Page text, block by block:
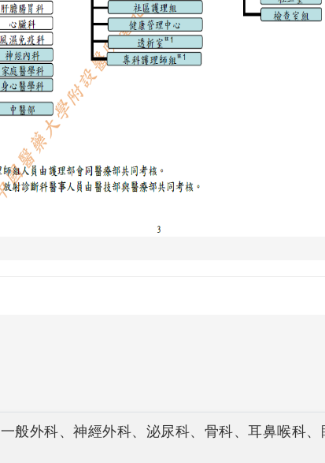
一般外科、神經外科、泌尿科、骨科、耳鼻喉科、